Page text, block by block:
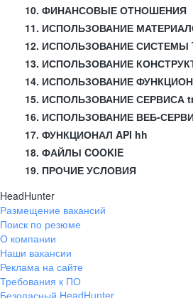
10. ФИНАНСОВЫЕ ОТНОШЕНИЯ
11. ИСПОЛЬЗОВАНИЕ
12. ИСПОЛЬЗОВАНИЕ СИСТЕМЫ
13. ИСПОЛЬЗОВАНИЕ
14. ИСПОЛЬЗОВАНИЕ
15. ИСПОЛЬЗОВАНИЕ СЕРВИСА
16. ИСПОЛЬЗОВАНИЕ ВЕБ-
17. ФУНКЦИОНАЛ API hh
18. ФАЙЛЫ COOKIE
19. ПРОЧИЕ УСЛОВИЯ
HeadHunter
Размещение вакансий
Поиск по резюме
О компании
Наши вакансии
Реклама на сайте
Требования к ПО
Безопасный HeadHunter